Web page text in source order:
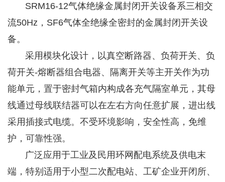
SRM16-12气体绝缘金属封闭开关设备系三相交
流50Hz，SF6气体全绝缘全密封的金属封闭开关设
备。
采用模块化设计，以真空断路器、负荷开关、负
荷开关-熔断器组合电器、隔离开关等主开关作为功
能单元，置于密封气箱内构成各充气隔室单元，其母
线通过母线联结器可以在左右方向任意扩展，进出线
采用插接式电缆。不受环境影响，安全性高，免维
护，可靠性强。
广泛应用于工业及民用环网配电系统及供电末
端，特别适用于小型二次配电站、工矿企业开闭所、